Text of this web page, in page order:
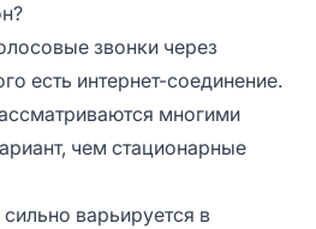
звонки через
есть интернет-соединение.
многими
чем стационарные
варьируется в